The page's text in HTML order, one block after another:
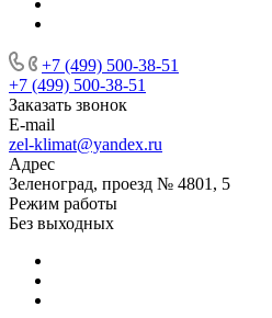
+7 (499) 500-38-51
+7 (499) 500-38-51
Заказать звонок
E-mail
zel-klimat@yandex.ru
Адрес
Зеленоград, проезд № 4801, 5
Режим работы
Без выходных